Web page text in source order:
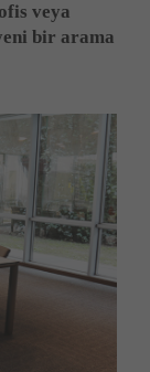
veya
bir arama